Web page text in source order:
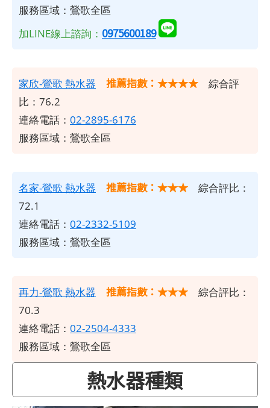
服務區域：鶯歌全區
加LINE線上諮詢： 0975600189
家欣-鶯歌 熱水器 推薦指數：★★★★ 綜合評
比：76.2
連絡電話： 02-2895-6176
服務區域：鶯歌全區
名家-鶯歌 熱水器 推薦指數：★★★ 綜合評比：
72.1
連絡電話： 02-2332-5109
服務區域：鶯歌全區
再力-鶯歌 熱水器 推薦指數：★★★ 綜合評比：
70.3
連絡電話： 02-2504-4333
服務區域：鶯歌全區
熱水器種類